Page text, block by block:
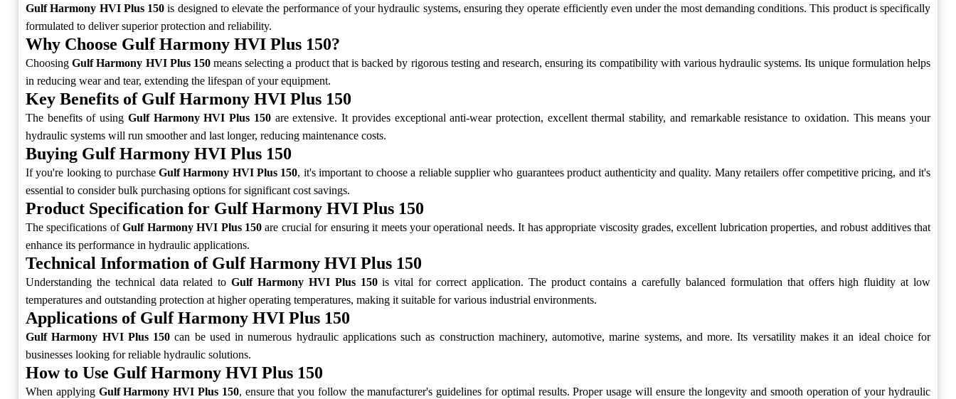
Gulf Harmony HVI Plus 150 is designed to elevate the performance of your hydraulic systems, ensuring they operate efficiently even under the most demanding conditions. This product is specifically
formulated to deliver superior protection and reliability.
Why Choose Gulf Harmony HVI Plus 150?
ChoosingGulf Harmony HVI Plus 150means selecting a product that is backed by rigorous testing and research, ensuring its compatibility with various hydraulic systems. Its unique formulation helps
in reducing wear and tear, extending the lifespan of your equipment.
Key Benefits of Gulf Harmony HVI Plus 150
The benefits of using Gulf Harmony HVI Plus 150are extensive. It provides exceptional anti-wear protection, excellent thermal stability, and remarkable resistance to oxidation. This means your
hydraulic systems will run smoother and last longer, reducing maintenance costs.
Buying Gulf Harmony HVI Plus 150
If you're looking to purchase Gulf Harmony HVI Plus 150, it's important to choose a reliable supplier who guarantees product authenticity and quality. Many retailers offer competitive pricing, and it's
essential to consider bulk purchasing options for significant cost savings.
Product Specification for Gulf Harmony HVI Plus 150
The specifications ofGulf Harmony HVI Plus 150 are crucial for ensuring it meets your operational needs. It has appropriate viscosity grades, excellent lubrication properties, and robust additives that
enhance its performance in hydraulic applications.
Technical Information of Gulf Harmony HVI Plus 150
Understanding the technical data related toGulf Harmony HVI Plus 150is vital for correct application. The product contains a carefully balanced formulation that offers high fluidity at low
temperatures and outstanding protection at higher operating temperatures, making it suitable for various industrial environments.
Applications of Gulf Harmony HVI Plus 150
Gulf Harmony HVI Plus 150 can be used in numerous hydraulic applications such as construction machinery, automotive, marine systems, and more. Its versatility makes it an ideal choice for
businesses looking for reliable hydraulic solutions.
How to Use Gulf Harmony HVI Plus 150
When applying Gulf Harmony HVI Plus 150, ensure that you follow the manufacturer's guidelines for optimal results. Proper usage will ensure the longevity and smooth operation of your hydraulic